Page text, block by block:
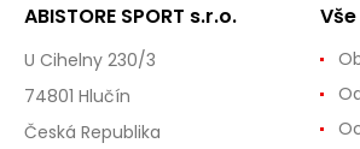
ABISTORE SPORT s.r.o.
U Cihelny 230/3
74801 Hlučín
Česká Republika